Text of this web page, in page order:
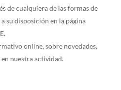
de cualquiera de las formas de
su disposición en la página
online, sobre novedades,
nuestra actividad.